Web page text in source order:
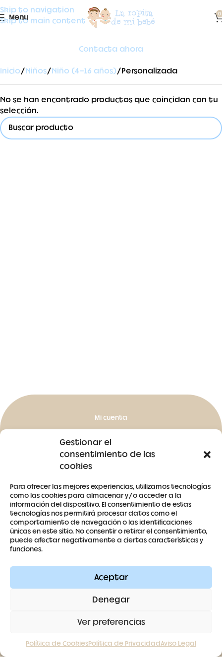
Gestionar el
consentimiento de las
cookies
Para ofrecer las mejores experiencias, utilizamos tecnologías
como las cookies para almacenar y/o acceder a la
información del dispositivo. El consentimiento de estas
tecnologías nos permitirá procesar datos como el
comportamiento de navegación o las identificaciones
únicas en este sitio. No consentir o retirar el consentimiento,
puede afectar negativamente a ciertas características y
funciones.
Aceptar
Denegar
Ver preferencias
Política de CookiesPolítica de Privacidad Aviso Legal
Skip to navigation
Skip to main content
Menu 0
Contacta ahora
Inicio Niños Niño (4-16 años) Personalizada
No se han encontrado productos que coincidan con tu
selección.
Mi cuenta
Mis pedidos
Detalles de la cuenta
679 53 59 63
antoniaberrocal@hotmail.com
SÍGUENOS
Contacto